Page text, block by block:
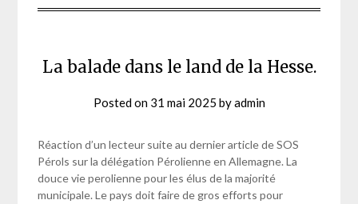
La balade dans le land de la Hesse.
Posted on 31 mai 2025 byadmin
Réaction d’un lecteur suite au dernier article de SOS
Pérols sur la délégation Pérolienne en Allemagne. La
douce vie perolienne pour les élus de la majorité
municipale. Le pays doit faire de gros efforts pour